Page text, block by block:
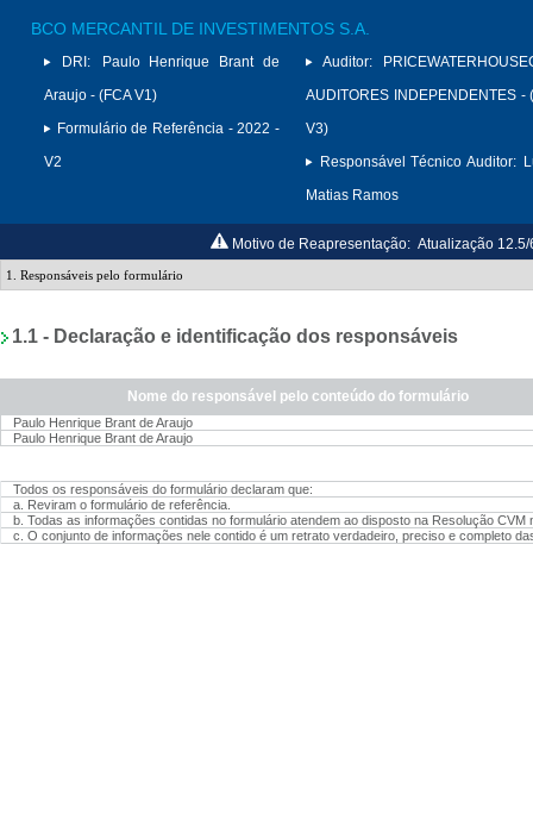
BCO MERCANTIL DE INVESTIMENTOS S.A.
DRI:
Paulo Henrique Brant de
Araujo - (FCA V1)
Formulário de Referência - 2022 -
V2
Auditor:
AUDITORES INDEPENDENTES -
V3)
Responsável Técnico Auditor:
Matias Ramos
Motivo de Reapresentação: Atualização 12.5/